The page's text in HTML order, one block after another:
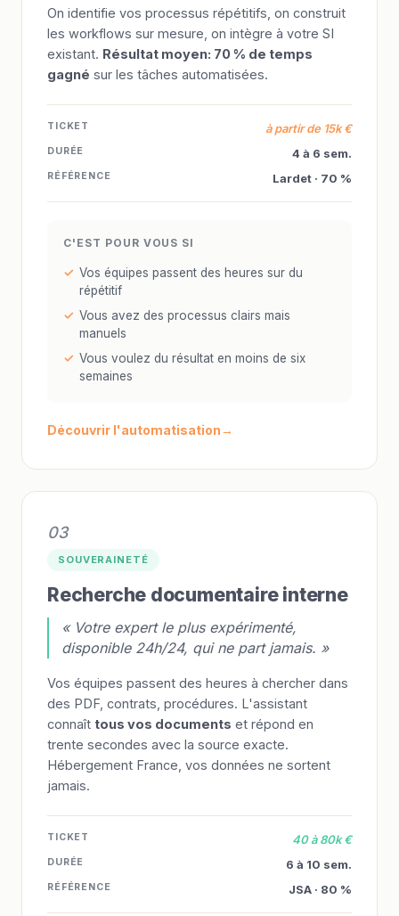
On identifie vos processus répétitifs, on construit
les workflows sur mesure, on intègre à votre SI
existant. Résultat moyen: 70 % de temps
gagné sur les tâches automatisées.
TICKET à partir de 15k €
DURÉE 4 à 6 sem.
RÉFÉRENCE Lardet · 70 %
C'EST POUR VOUS SI
Vos équipes passent des heures sur du
répétitif
Vous avez des processus clairs mais
manuels
Vous voulez du résultat en moins de six
semaines
Découvrir l'automatisation
03
SOUVERAINETÉ
Recherche documentaire interne
« Votre expert le plus expérimenté,
disponible 24h/24, qui ne part jamais. »
Vos équipes passent des heures à chercher dans
des PDF, contrats, procédures. L'assistant
connaît tous vos documents et répond en
trente secondes avec la source exacte.
Hébergement France, vos données ne sortent
jamais.
TICKET 40 à 80k €
DURÉE 6 à 10 sem.
RÉFÉRENCE JSA · 80 %